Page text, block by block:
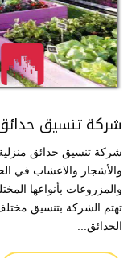
شركة تنسيق
شركة تنسيق حدائق
والأشجار والاعشاب في
والمزروعات بأنواعها
تهتم الشركة بتنسيق
الحدائق...